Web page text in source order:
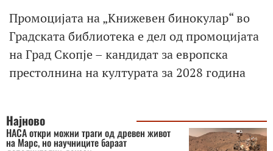
Промоцијата на „Книжевен бинокулар“ во
Градската библиотека е дел од промоцијата
на Град Скопје – кандидат за европска
престолнина на културата за 2028 година
Најново
НАСА откри можни траги од древен живот
на Марс, но научниците бараат